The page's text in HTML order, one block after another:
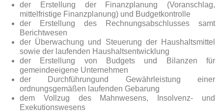
der Erstellung der Finanzplanung (Voranschlag,
mittelfristige Finanzplanung) und Budgetkontrolle
der Erstellung des Rechnungsabschlusses samt
Berichtwesen
der Überwachung und Steuerung der Haushaltsmittel
sowie der laufenden Haushaltsentwicklung
der Erstellung von Budgets und Bilanzen für
gemeindeeigene Unternehmen
der Durchführungund Gewährleistung einer
ordnungsgemäßen laufenden Gebarung
dem Vollzug des Mahnwesens, Insolvenz- und
Exekutionswesens